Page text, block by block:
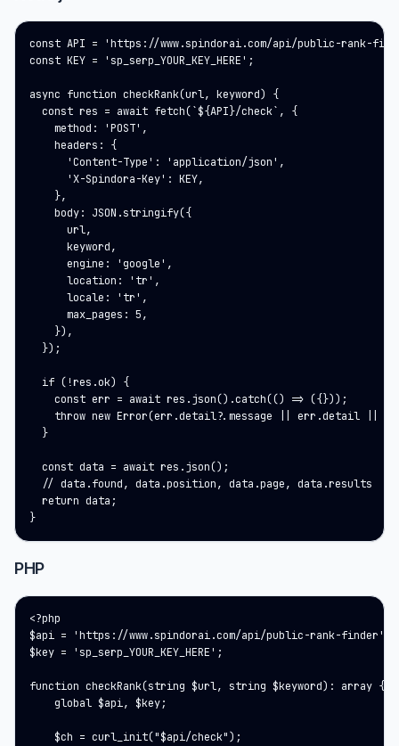
const API = 'https://www.spindorai.com/api/public-rank-
const KEY = 'sp_serp_YOUR_KEY_HERE';
async function checkRank(url, keyword) {
  const res = await fetch(`${API}/check`, {
    method: 'POST',
    headers: {
      'Content-Type': 'application/json',
      'X-Spindora-Key': KEY,
    },
    body: JSON.stringify({
      url,
      keyword,
      engine: 'google',
      location: 'tr',
      locale: 'tr',
      max_pages: 5,
    }),
  });
  if (!res.ok) {
    const err = await res.json().catch(() => ({}));
throw new Error(err.detail?.message || err.detail ||
  }
  const data = await res.json();
  // data.found, data.position, data.page, data.results
  return data;
}
PHP
<?php
$api = 'https://www.spindorai.com/api/public-rank-finder';
$key = 'sp_serp_YOUR_KEY_HERE';
function checkRank(string $url, string $keyword): array {
    global $api, $key;
    $ch = curl_init("$api/check");